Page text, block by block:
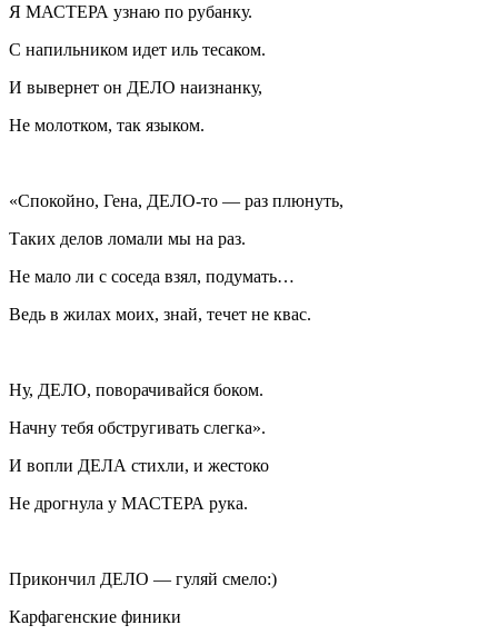
Я МАСТЕРА узнаю по рубанку.
С напильником идет иль тесаком.
И вывернет он ДЕЛО наизнанку,
Не молотком, так языком.
«Спокойно, Гена, ДЕЛО-то — раз плюнуть,
Таких делов ломали мы на раз.
Не мало ли с соседа взял, подумать…
Ведь в жилах моих, знай, течет не квас.
Ну, ДЕЛО, поворачивайся боком.
Начну тебя обстругивать слегка».
И вопли ДЕЛА стихли, и жестоко
Не дрогнула у МАСТЕРА рука.
Прикончил ДЕЛО — гуляй смело:)
Карфагенские финики